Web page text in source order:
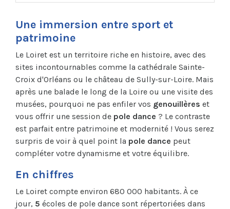
Une immersion entre sport et
patrimoine
Le Loiret est un territoire riche en histoire, avec des
sites incontournables comme la cathédrale Sainte-
Croix d'Orléans ou le château de Sully-sur-Loire. Mais
après une balade le long de la Loire ou une visite des
musées, pourquoi ne pas enfiler vos genouillères et
vous offrir une session de pole dance ? Le contraste
est parfait entre patrimoine et modernité ! Vous serez
surpris de voir à quel point la pole dance peut
compléter votre dynamisme et votre équilibre.
En chiffres
Le Loiret compte environ 680 000 habitants. À ce
jour, 5 écoles de pole dance sont répertoriées dans